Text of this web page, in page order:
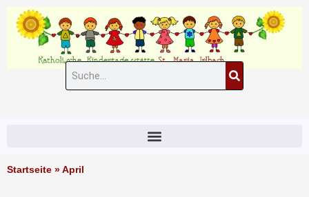
Zum
Inhalt
springen
Suche
Startseite » April